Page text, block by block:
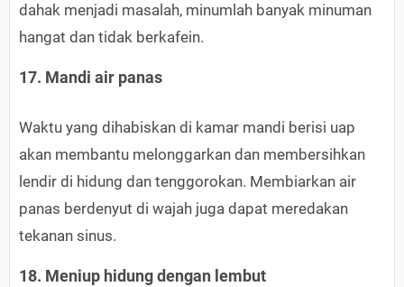
dahak menjadi masalah, minumlah banyak minuman
hangat dan tidak berkafein.
17. Mandi air panas
Waktu yang dihabiskan di kamar mandi berisi uap
akan membantu melonggarkan dan membersihkan
lendir di hidung dan tenggorokan. Membiarkan air
panas berdenyut di wajah juga dapat meredakan
tekanan sinus.
18. Meniup hidung dengan lembut